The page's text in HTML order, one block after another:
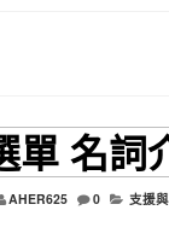
單 名詞
AHER625 0 支援